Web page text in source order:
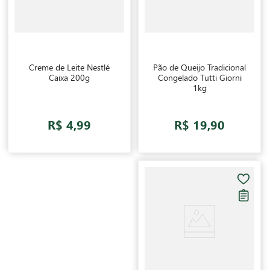
Creme de Leite Nestlé
Caixa 200g
R$ 4,99
Pão de Queijo Tradicional
Congelado Tutti Giorni
1kg
R$ 19,90